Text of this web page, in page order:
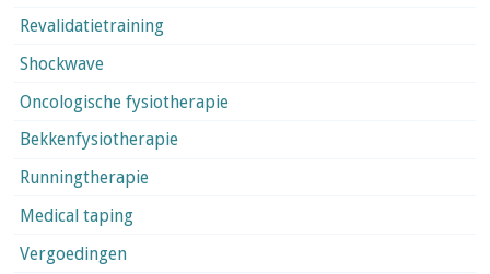
Revalidatietraining
Shockwave
Oncologische fysiotherapie
Bekkenfysiotherapie
Runningtherapie
Medical taping
Vergoedingen